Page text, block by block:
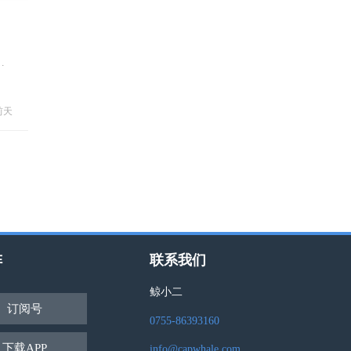
天
订阅号
下载APP
联系我们
鲸小二
0755-86393160